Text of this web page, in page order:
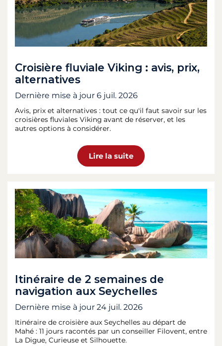
Croisière fluviale Viking : avis, prix,
alternatives
Dernière mise à jour 6 juil. 2026
Avis, prix et alternatives : tout ce qu'il faut savoir sur les
croisières fluviales Viking avant de réserver, et les
autres options à considérer.
Lire la suite
Itinéraire de 2 semaines de
navigation aux Seychelles
Dernière mise à jour 24 juil. 2026
Itinéraire de croisière aux Seychelles au départ de
Mahé : 11 jours racontés par un conseiller Filovent, entre
La Digue, Curieuse et Silhouette.